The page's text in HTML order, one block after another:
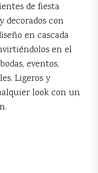
de fiesta
decorados con
en cascada
en el
eventos,
Ligeros y
look con un